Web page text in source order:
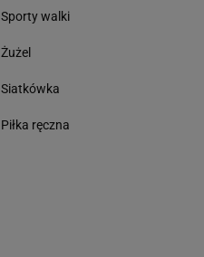
Sporty walki
Żużel
Siatkówka
Piłka ręczna